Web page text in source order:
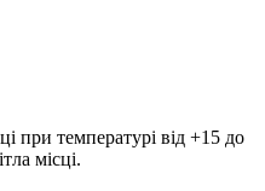
при температурі від +15 до
місці.